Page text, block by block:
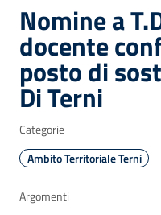
Nomine a
docente
posto di
Di Terni
Categorie
Ambito Territoriale Terni
Argomenti